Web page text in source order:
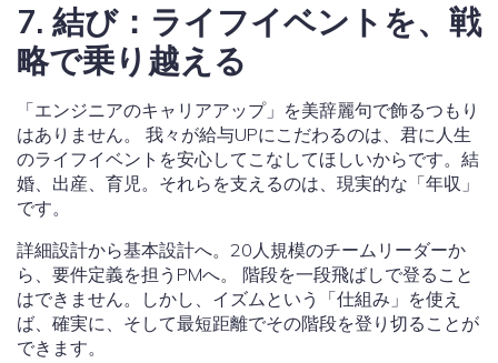
7. 結び：ライフイベントを、戦
略で乗り越える
「エンジニアのキャリアアップ」を美辞麗句で飾るつもり
はありません。 我々が給与UPにこだわるのは、君に人生
のライフイベントを安心してこなしてほしいからです。結
婚、出産、育児。それらを支えるのは、現実的な「年収」
です。
詳細設計から基本設計へ。20人規模のチームリーダーか
ら、要件定義を担うPMへ。 階段を一段飛ばしで登ること
はできません。しかし、イズムという「仕組み」を使え
ば、確実に、そして最短距離でその階段を登り切ることが
できます。